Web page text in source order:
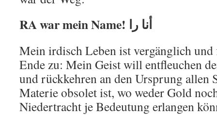
Mein irdisch Leben ist vergänglich
Ende zu: Mein Geist will entfleuchen
und rückkehren an den Ursprung allen
Materie obsolet ist, wo weder Gold
Niedertracht je Bedeutung erlangen